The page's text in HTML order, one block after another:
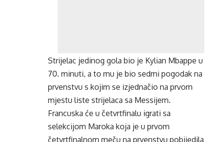
Strijelac jedinog gola bio je Kylian Mbappe u
70. minuti, a to mu je bio sedmi pogodak na
prvenstvu s kojim se izjednačio na prvom
mjestu liste strijelaca sa Messijem.
Francuska će u četvrtfinalu igrati sa
selekcijom Maroka koja je u prvom
četvrtfinalnom meču na prvenstvu pobijedila